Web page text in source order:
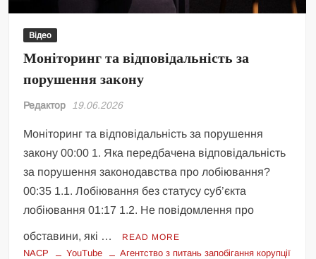
Відео
Моніторинг та відповідальність за
порушення закону
Редактор 19.06.2026
Моніторинг та відповідальність за порушення
закону 00:00 1. Яка передбачена відповідальність
за порушення законодавства про лобіювання?
00:35 1.1. Лобіювання без статусу суб’єкта
лобіювання 01:17 1.2. Не повідомлення про
обставини, які … READ MORE
NACP YouTube
Агентство з питань запобігання корупції